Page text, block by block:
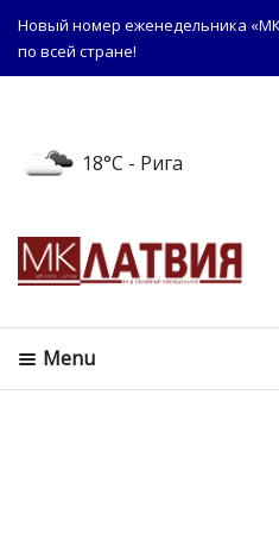
Новый номер еженедельника
по всей стране!
18°C - Рига
Menu